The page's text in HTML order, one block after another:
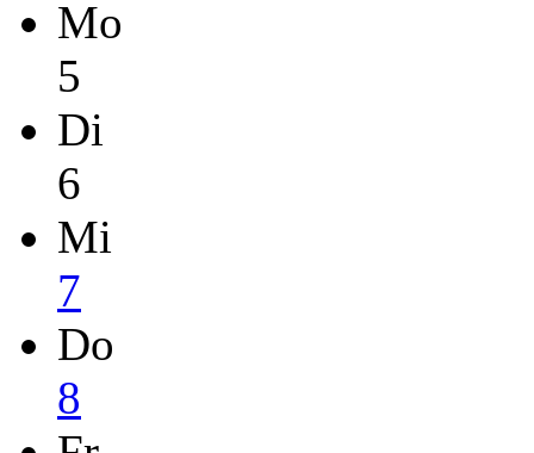
Mo
5
Di
6
Mi
7
Do
8